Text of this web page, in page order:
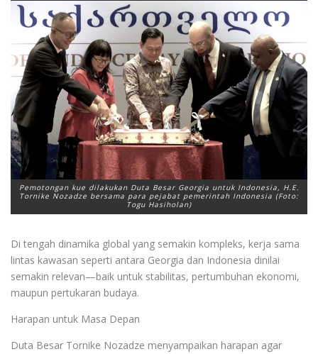
Pemotongan kue dilakukan Duta Besar Georgia untuk Indonesia, H.E.
Tornike Nozadze bersama para pejabat pemerintah Indonesia (Foto:
Togu Hasiholan)
Di tengah dinamika global yang semakin kompleks, kerja sama
lintas kawasan seperti antara Georgia dan Indonesia dinilai
semakin relevan—baik untuk stabilitas, pertumbuhan ekonomi,
maupun pertukaran budaya.
Harapan untuk Masa Depan
Duta Besar Tornike Nozadze menyampaikan harapan agar